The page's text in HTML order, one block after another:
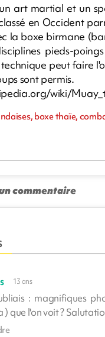
art martial et un
en Occident
la boxe birmane
pieds-
peut faire
sont permis.
wiki/
boxe thaïe,
13 ans
: magnifiques
) que l'on voit ?